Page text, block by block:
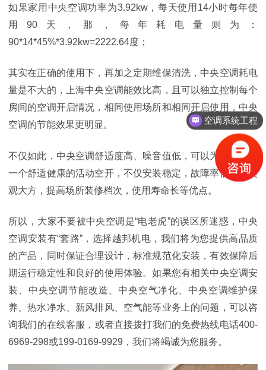
如果家用中央空调功率为3.92kw，每天使用14小时每年使
用90天，那，每年耗电量则为：
90*14*45%*3.92kw=2222.64度；
其实在正确的使用下，再加之定期维保清洗，中央空调耗电
量是不大的，上海中央空调能效比高，且可以独立控制每个
房间的空调开启情况，相同使用场所和相同开启使用，中央
空调的节能效果更明显。
不仅如此，中央空调舒适度高、噪音值低，可以为大家提供
一个舒适健康的活动空开，不仅安装稳定，故障率低，还美
观大方，提高场所装修档次， 使用寿命长等优点。
所以， 大家不要被中央空调是“电老虎”的误区所迷惑， 中央
空调安装有“套路”，选择越邦机电，我们将为您提供高品质
的产品，同时保证合理设计，标准规范化安装，有效保障后
期运行稳定性和良好的使用体验。如果您有相关中央空调安
装、中央空调节能改造、中央空气净化、中央空调维护保
养、热水净水、新风排风、空气能等业务上的问题，可以咨
询我们的在线客服，或者直接拨打我们的免费热线电话400-
6969-298或199-0169-9929，我们将竭诚为您服务。
空调系统工程